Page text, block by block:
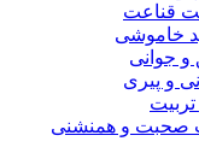
قناعت
خاموشى
جوانى
و پیرى
صحبت و همنشنى